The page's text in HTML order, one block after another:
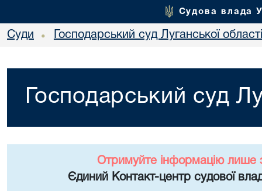
Судова влада
Суди • Господарський суд Луганської області
Господарський суд
Отримуйте інформацію лише
Єдиний Контакт-центр судової